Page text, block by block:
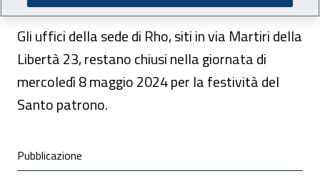
Gli uffici della sede di Rho, siti in via Martiri della
Libertà 23, restano chiusi nella giornata di
mercoledì 8 maggio 2024 per la festività del
Santo patrono.
Condivisione social
Pubblicazione